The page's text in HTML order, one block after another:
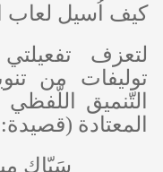
كيف اُسيل لعاب
لتعزف
توليفات من
التّنميق
المعتادة
سَبّاك